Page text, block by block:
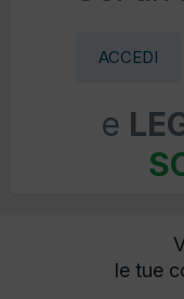
ACCEDI
e
le tue